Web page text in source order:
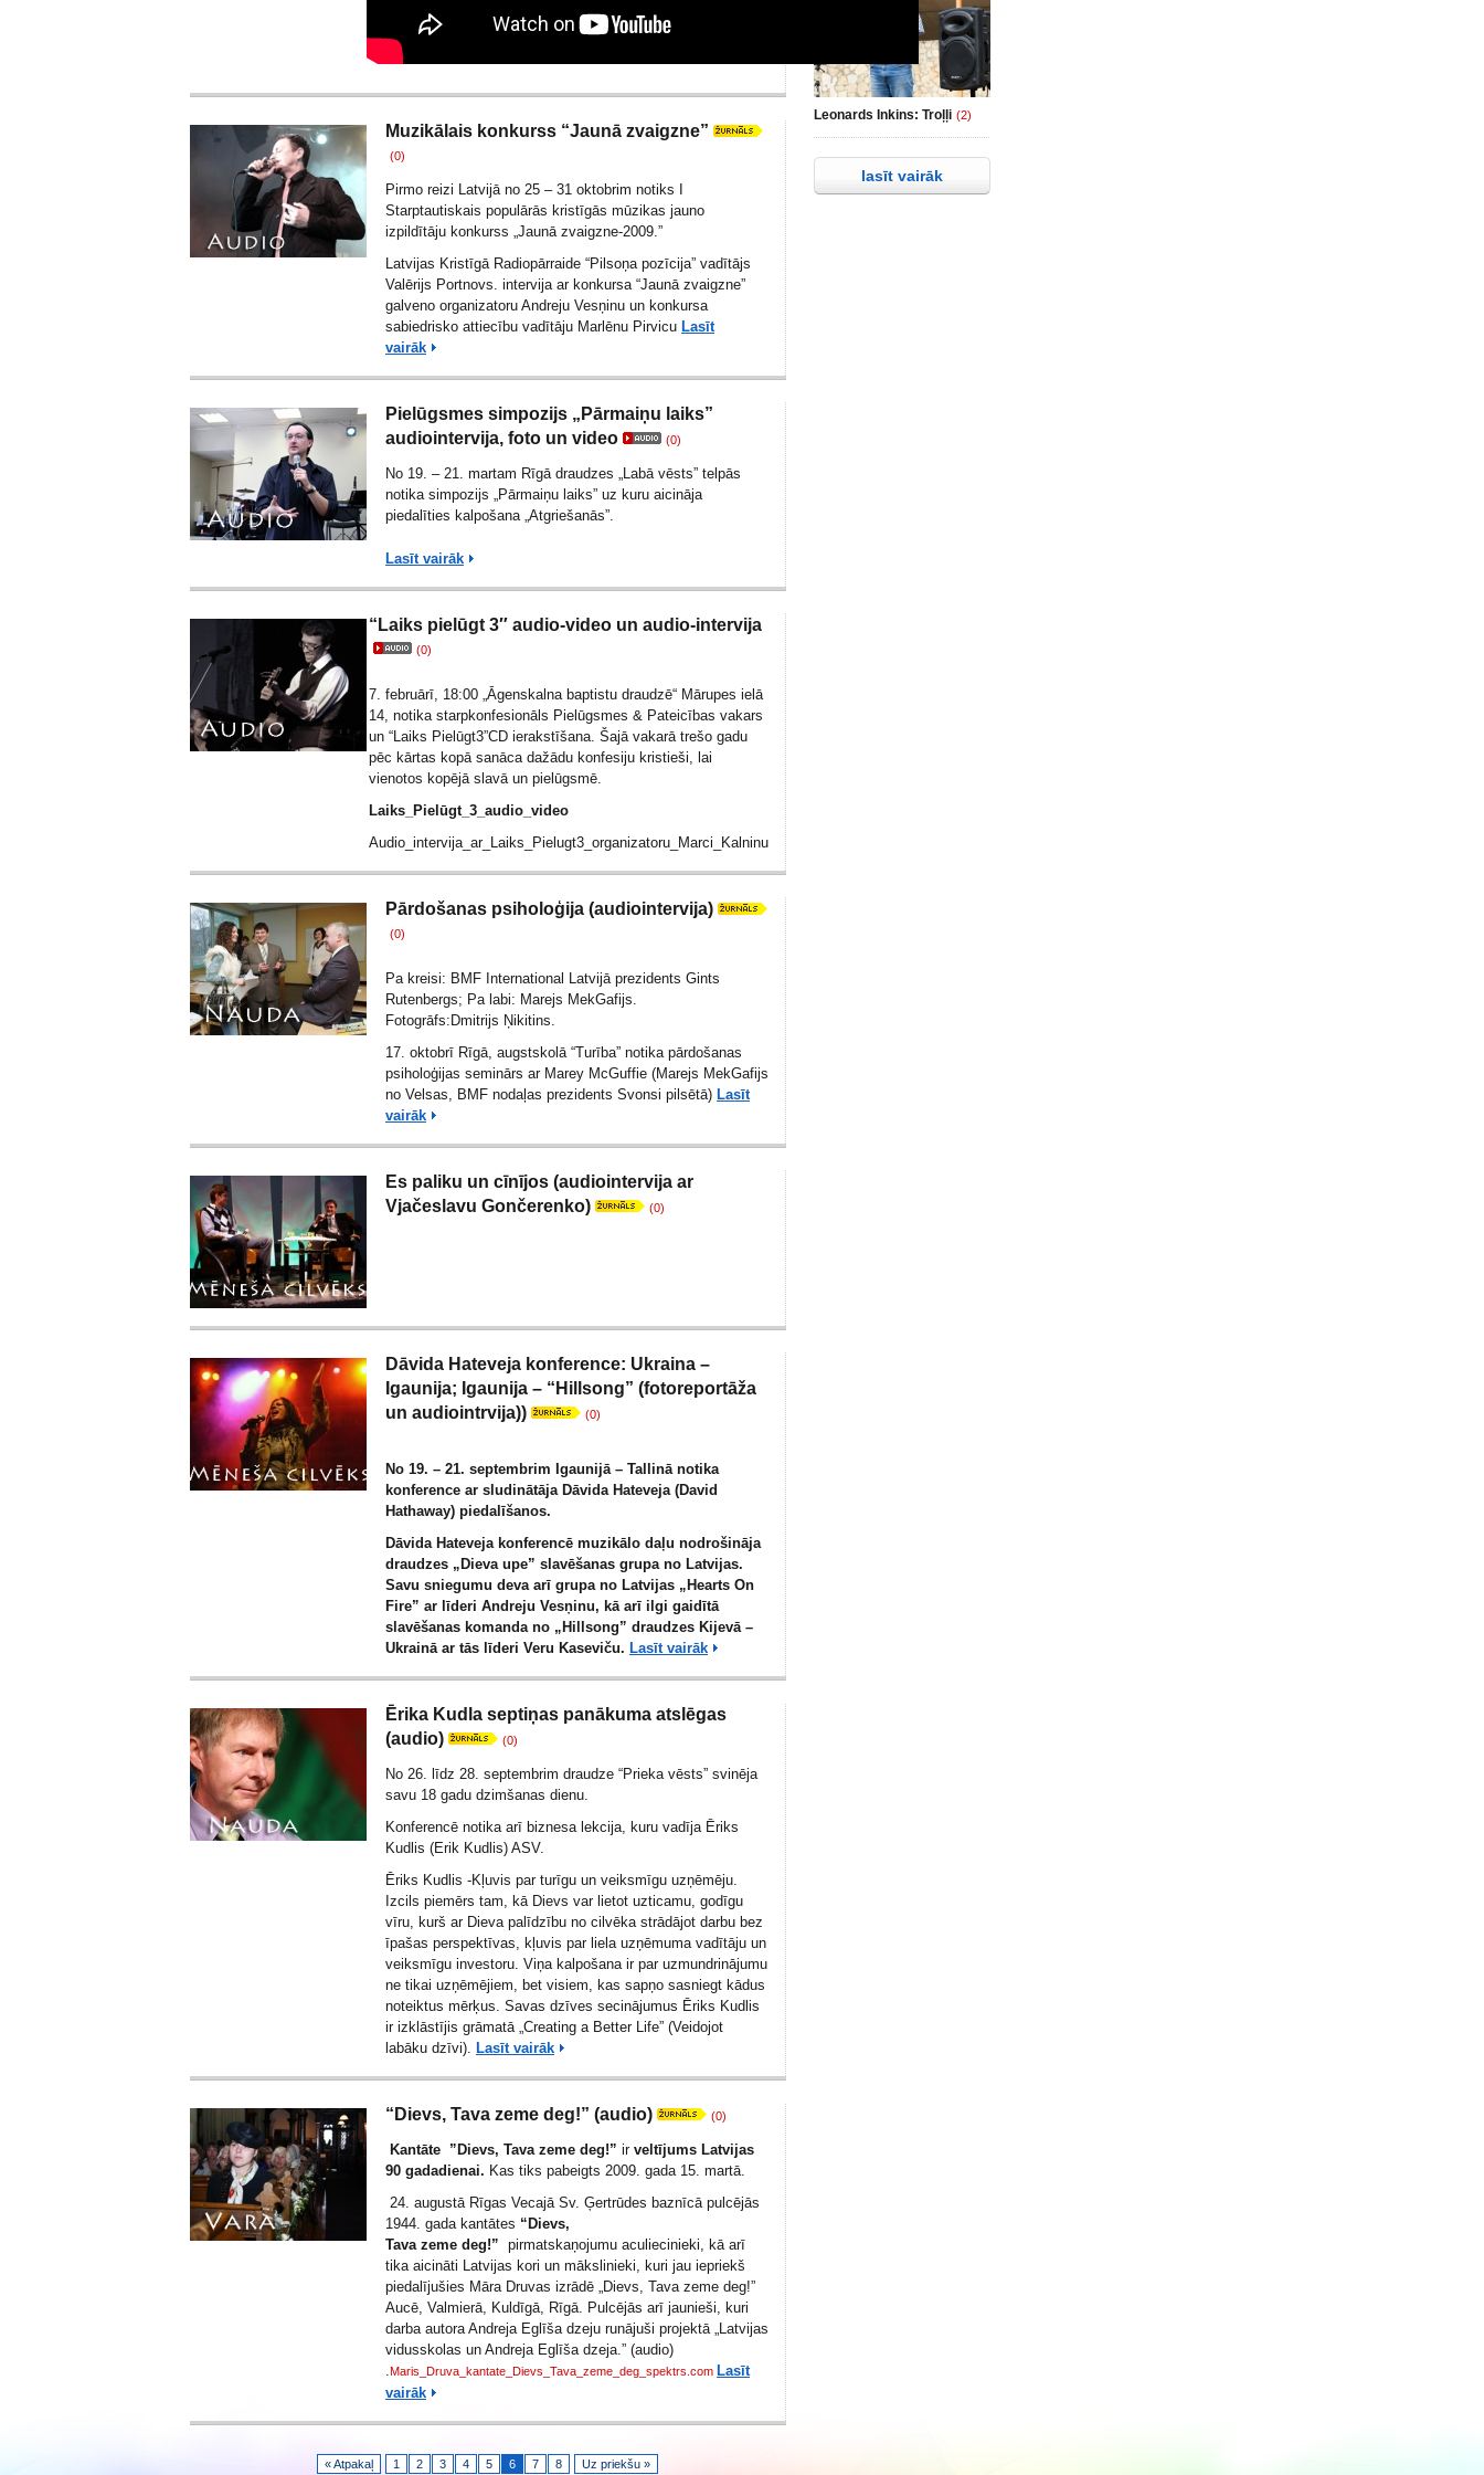
Muzikālais konkurss “Jaunā zvaigzne”
(0)
Pirmo reizi Latvijā no 25 – 31 oktobrim notiks I
Starptautiskais populārās kristīgās mūzikas jauno
izpildītāju konkurss „Jaunā zvaigzne-2009.”
Latvijas Kristīgā Radiopārraide “Pilsoņa pozīcija” vadītājs
Valērijs Portnovs. intervija ar konkursa “Jaunā zvaigzne”
galveno organizatoru Andreju Vesņinu un konkursa
sabiedrisko attiecību vadītāju Marlēnu Pirvicu Lasīt
vairāk
Pielūgsmes simpozijs „Pārmaiņu laiks”
audiointervija, foto un video
(0)
No 19. – 21. martam Rīgā draudzes „Labā vēsts” telpās
notika simpozijs „Pārmaiņu laiks” uz kuru aicināja
piedalīties kalpošana „Atgriešanās”.
Lasīt vairāk
“Laiks pielūgt 3″ audio-video un audio-intervija
(0)
7. februārī, 18:00 „Āgenskalna baptistu draudzē“ Mārupes ielā
14, notika starpkonfesionāls Pielūgsmes & Pateicības vakars
un “Laiks Pielūgt3”CD ierakstīšana. Šajā vakarā trešo gadu
pēc kārtas kopā sanāca dažādu konfesiju kristieši, lai
vienotos kopējā slavā un pielūgsmē.
Laiks_Pielūgt_3_audio_video
Audio_intervija_ar_Laiks_Pielugt3_organizatoru_Marci_Kalninu
Pārdošanas psiholoģija (audiointervija)
(0)
Pa kreisi: BMF International Latvijā prezidents Gints
Rutenbergs; Pa labi: Marejs MekGafijs.
Fotogrāfs:Dmitrijs Ņikitins.
17. oktobrī Rīgā, augstskolā “Turība” notika pārdošanas
psiholoģijas seminārs ar Marey McGuffie (Marejs MekGafijs
no Velsas, BMF nodaļas prezidents Svonsi pilsētā) Lasīt
vairāk
Es paliku un cīnījos (audiointervija ar
Vjačeslavu Gončerenko)
(0)
Dāvida Hateveja konference: Ukraina –
Igaunija; Igaunija – “Hillsong” (fotoreportāža
un audiointrvija))
(0)
No 19. – 21. septembrim Igaunijā – Tallinā notika
konference ar sludinātāja Dāvida Hateveja (David
Hathaway) piedalīšanos.
Dāvida Hateveja konferencē muzikālo daļu nodrošināja
draudzes „Dieva upe” slavēšanas grupa no Latvijas.
Savu sniegumu deva arī grupa no Latvijas „Hearts On
Fire” ar līderi Andreju Vesņinu, kā arī ilgi gaidītā
slavēšanas komanda no „Hillsong” draudzes Kijevā –
Ukrainā ar tās līderi Veru Kaseviču. Lasīt vairāk
Ērika Kudla septiņas panākuma atslēgas
(audio)
(0)
No 26. līdz 28. septembrim draudze “Prieka vēsts” svinēja
savu 18 gadu dzimšanas dienu.
Konferencē notika arī biznesa lekcija, kuru vadīja Ēriks
Kudlis (Erik Kudlis) ASV.
Ēriks Kudlis -Kļuvis par turīgu un veiksmīgu uzņēmēju.
Izcils piemērs tam, kā Dievs var lietot uzticamu, godīgu
vīru, kurš ar Dieva palīdzību no cilvēka strādājot darbu bez
īpašas perspektīvas, kļuvis par liela uzņēmuma vadītāju un
veiksmīgu investoru. Viņa kalpošana ir par uzmundrinājumu
ne tikai uzņēmējiem, bet visiem, kas sapņo sasniegt kādus
noteiktus mērķus. Savas dzīves secinājumus Ēriks Kudlis
ir izklāstījis grāmatā „Creating a Better Life” (Veidojot
labāku dzīvi). Lasīt vairāk
“Dievs, Tava zeme deg!” (audio) (0)
Kantāte ”Dievs, Tava zeme deg!” ir veltījums Latvijas
90 gadadienai. Kas tiks pabeigts 2009. gada 15. martā.
24. augustā Rīgas Vecajā Sv. Ģertrūdes baznīcā pulcējās
1944. gada kantātes “Dievs,
Tava zeme deg!” pirmatskaņojumu aculiecinieki, kā arī
tika aicināti Latvijas kori un mākslinieki, kuri jau iepriekš
piedalījušies Māra Druvas izrādē „Dievs, Tava zeme deg!”
Aucē, Valmierā, Kuldīgā, Rīgā. Pulcējās arī jaunieši, kuri
darba autora Andreja Eglīša dzeju runājuši projektā „Latvijas
vidusskolas un Andreja Eglīša dzeja.” (audio)
.Maris_Druva_kantate_Dievs_Tava_zeme_deg_spektrs.com Lasīt
vairāk
« Atpakaļ 1 2 3 4 5 6 7 8 Uz priekšu »
Leonards Inkins: Troļļi (2)
lasīt vairāk